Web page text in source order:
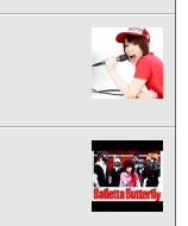
中部地方
九州地方